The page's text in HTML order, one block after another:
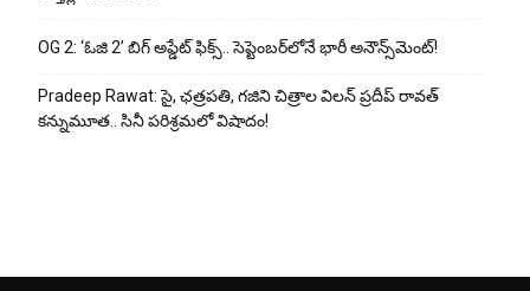
OG 2: ‘ఓజి 2’ బిగ్ అప్డేట్ ఫిక్స్.. సెప్టెంబర్‌లోనే భారీ అనౌన్స్‌మెంట్!
Pradeep Rawat: సై, ఛత్రపతి, గజిని చిత్రాల విలన్ ప్రదీప్ రావత్
కన్నుమూత.. సినీ పరిశ్రమలో విషాదం!